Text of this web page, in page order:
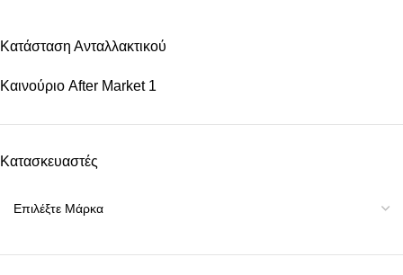
Κατάσταση Ανταλλακτικού
Καινούριο After Market 1
Κατασκευαστές